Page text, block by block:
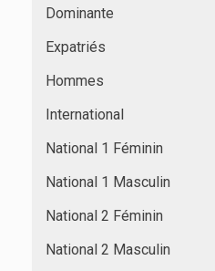
Dominante
Expatriés
Hommes
International
National 1 Féminin
National 1 Masculin
National 2 Féminin
National 2 Masculin